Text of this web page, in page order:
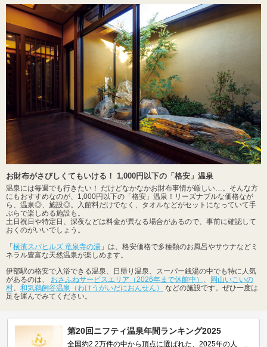
お財布がさびしくてもいける！ 1,000円以下の「格安」温泉
温泉には毎週でも行きたい！ だけどなかなかお財布事情が厳しい…。そんな方
にもおすすめなのが、1,000円以下の「格安」温泉！リーズナブルな価格なが
ら、温泉◎、施設◎。入館料だけでなく、タオルなどがセットになっていて手
ぶらで楽しめる施設も。
土日祝日や特定日、深夜などは料金が異なる場合があるので、事前に確認して
おくのがいいでしょう。
「横濱スパヒルズ 竜泉寺の湯 」は、格安価格で多種類のお風呂やサウナなどミ
ネラル豊富な天然温泉が楽しめます。
伊部駅の格安で入浴できる温泉、日帰り温泉、スーパー銭湯の中でも特に人気
があるのは、 おさふねサービスエリア（2026年まで休館中）
岡山いこいの
村
和気鵜飼谷温泉（わけうがいだにおんせん）
などの施設です。ぜひ一度は
足を運んでみてください。
第20回ニフティ温泉年間ランキング2025
全国約2.2万件の中から頂点に選ばれた、2025年の人